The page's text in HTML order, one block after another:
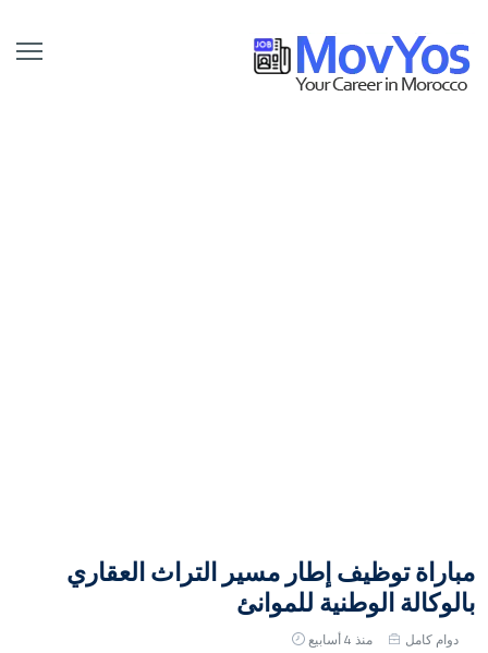
مباراة توظيف إطار مسير التراث العقاري
بالوكالة الوطنية للموانئ
دوام كامل منذ 4 أسابيع